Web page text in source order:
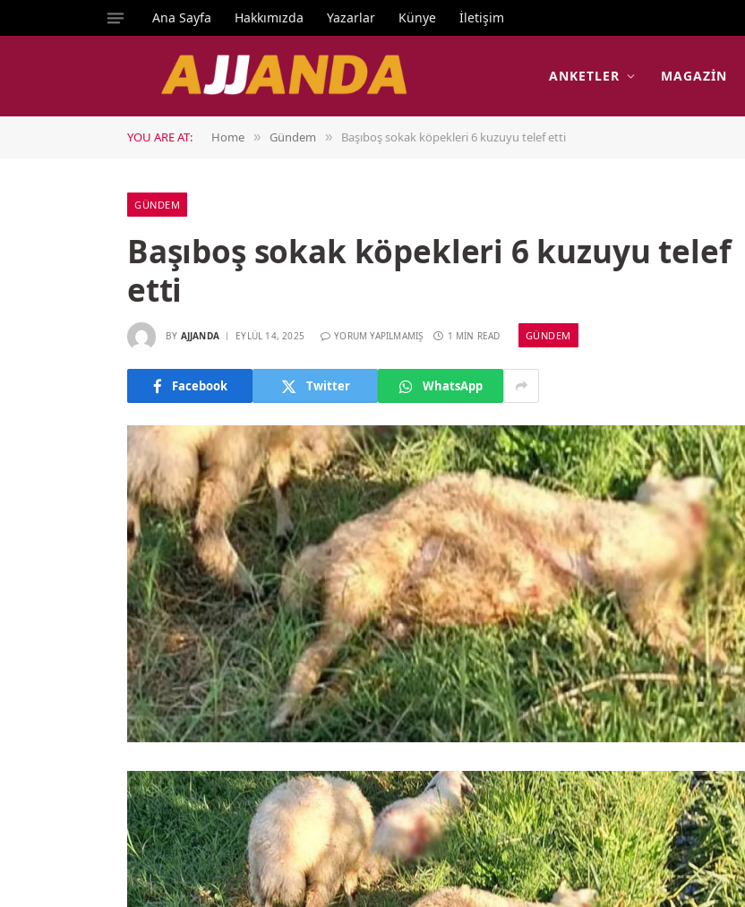
Ana Sayfa Hakkımızda Yazarlar Künye İletişim
ANKETLER MAGAZIN
YOU ARE AT: Home » Gündem » Başıboş sokak köpekleri 6 kuzuyu telef etti
GÜNDEM
Başıboş sokak köpekleri 6 kuzuyu telef
etti
BY AJJANDA EYLÜL 14, 2025 YORUM YAPILMAMIŞ 1 MIN READ GÜNDEM
Facebook Twitter WhatsApp